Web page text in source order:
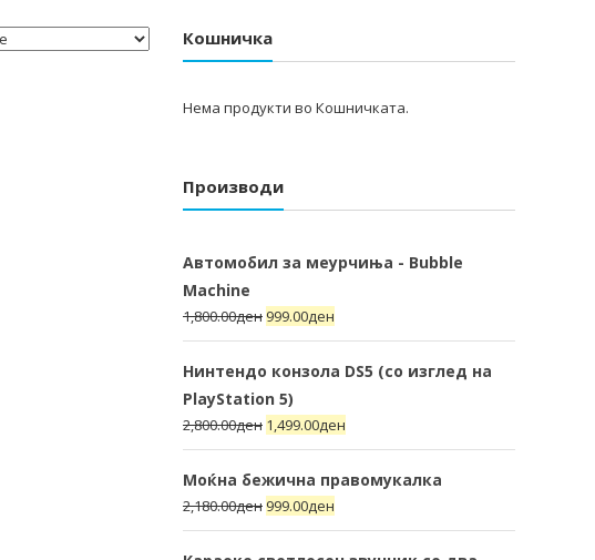
Кошничка
Нема продукти во Кошничката.
Производи
Автомобил за меурчиња - Bubble
Machine
1,800.00ден 999.00ден
Нинтендо конзола DS5 (со изглед на
PlayStation 5)
2,800.00ден 1,499.00ден
Моќна бежична правомукалка
2,180.00ден 999.00ден